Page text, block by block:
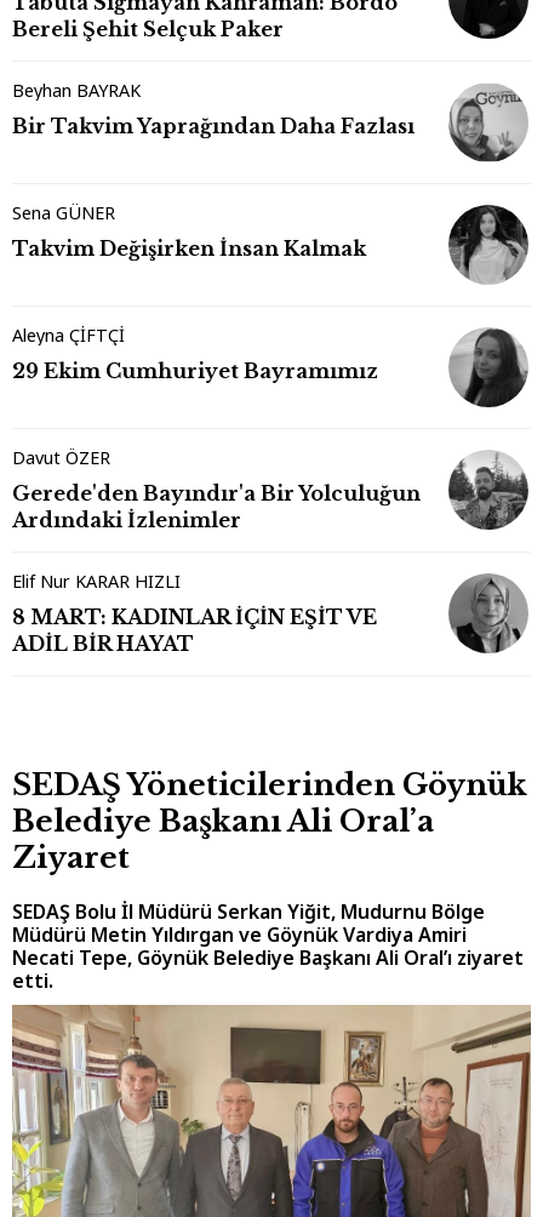
Bereli Şehit Selçuk Paker
Beyhan BAYRAK
Bir Takvim Yaprağından Daha Fazlası
Sena GÜNER
Takvim Değişirken İnsan Kalmak
Aleyna ÇİFTÇİ
29 Ekim Cumhuriyet Bayramımız
Davut ÖZER
Gerede'den Bayındır'a Bir Yolculuğun
Ardındaki İzlenimler
Elif Nur KARAR HIZLI
8 MART: KADINLAR İÇİN EŞİT VE
ADİL BİR HAYAT
SEDAŞ Yöneticilerinden Göynük
Belediye Başkanı Ali Oral’a
Ziyaret
SEDAŞ Bolu İl Müdürü Serkan Yiğit, Mudurnu Bölge
Müdürü Metin Yıldırgan ve Göynük Vardiya Amiri
Necati Tepe, Göynük Belediye Başkanı Ali Oral’ı ziyaret
etti.